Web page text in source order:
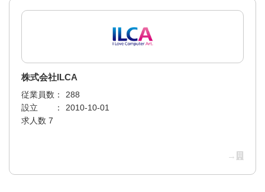
株式会社ILCA
従業員数：
288
設立 ：
2010-10-01
求人数 7
→